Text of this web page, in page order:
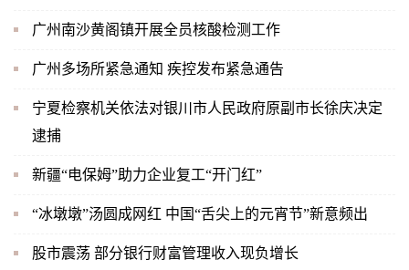
广州南沙黄阁镇开展全员核酸检测工作
广州多场所紧急通知 疾控发布紧急通告
宁夏检察机关依法对银川市人民政府原副市长徐庆决定
逮捕
新疆“电保姆”助力企业复工“开门红”
“冰墩墩”汤圆成网红 中国“舌尖上的元宵节”新意频出
股市震荡 部分银行财富管理收入现负增长